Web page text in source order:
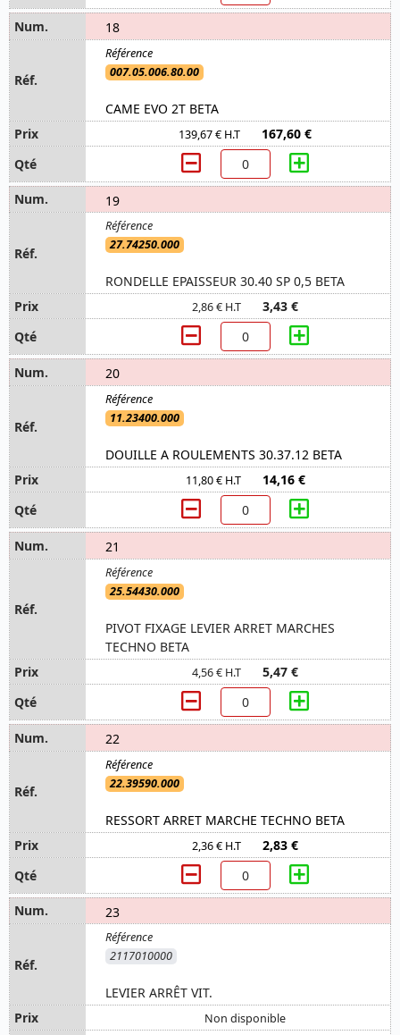
18
007.05.006.80.00
CAME EVO 2T BETA
139,67 € H.T 167,60 €
19
27.74250.000
RONDELLE EPAISSEUR 30.40 SP 0,5 BETA
2,86 € H.T 3,43 €
20
11.23400.000
DOUILLE A ROULEMENTS 30.37.12 BETA
11,80 € H.T 14,16 €
21
25.54430.000
PIVOT FIXAGE LEVIER ARRET MARCHES
TECHNO BETA
4,56 € H.T 5,47 €
22
22.39590.000
RESSORT ARRET MARCHE TECHNO BETA
2,36 € H.T 2,83 €
23
2117010000
LEVIER ARRÊT VIT.
Non disponible